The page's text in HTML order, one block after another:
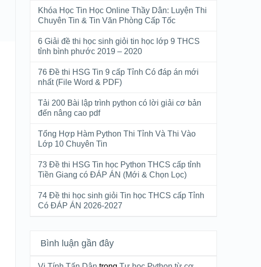
Khóa Học Tin Học Online Thầy Dân: Luyện Thi
Chuyên Tin & Tin Văn Phòng Cấp Tốc
6 Giải đề thi học sinh giỏi tin học lớp 9 THCS
tỉnh bình phước 2019 – 2020
76 Đề thi HSG Tin 9 cấp Tỉnh Có đáp án mới
nhất (File Word & PDF)
Tải 200 Bài lập trình python có lời giải cơ bản
đến nâng cao pdf
Tổng Hợp Hàm Python Thi Tỉnh Và Thi Vào
Lớp 10 Chuyên Tin
73 Đề thi HSG Tin học Python THCS cấp tỉnh
Tiền Giang có ĐÁP ÁN (Mới & Chọn Lọc)
74 Đề thi học sinh giỏi Tin học THCS cấp Tỉnh
Có ĐÁP ÁN 2026-2027
Bình luận gần đây